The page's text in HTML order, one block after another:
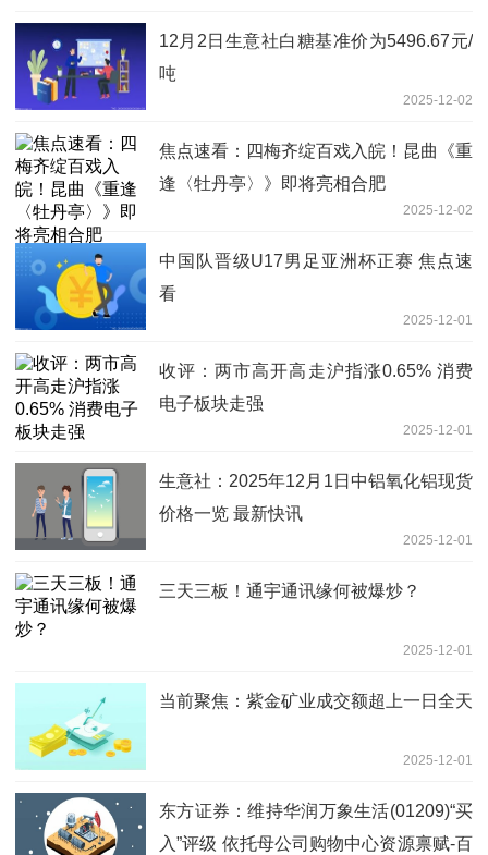
12月2日生意社白糖基准价为5496.67元/
吨
2025-12-02
焦点速看：四梅齐绽百戏入皖！昆曲《重
逢〈牡丹亭〉》即将亮相合肥
2025-12-02
中国队晋级U17男足亚洲杯正赛 焦点速
看
2025-12-01
收评：两市高开高走沪指涨0.65% 消费
电子板块走强
2025-12-01
生意社：2025年12月1日中铝氧化铝现货
价格一览 最新快讯
2025-12-01
三天三板！通宇通讯缘何被爆炒？
2025-12-01
当前聚焦：紫金矿业成交额超上一日全天
2025-12-01
东方证券：维持华润万象生活(01209)“买
入”评级 依托母公司购物中心资源禀赋-百